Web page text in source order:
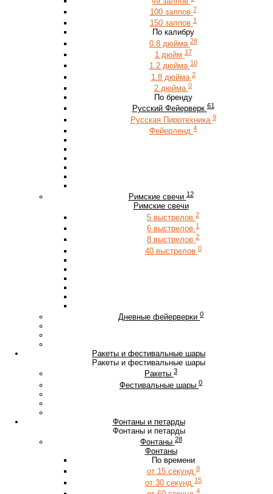
100 залпов 7
150 залпов 1
По калибру
0.8 дюйма 28
1 дюйм 17
1.2 дюйма 10
1.8 дюйма 2
2 дюйма 0
По бренду
Русский Фейерверк 61
Русская Пиротехника 9
Фейерленд 4
Римские свечи 12
Римские свечи
5 выстрелов 2
6 выстрелов 1
8 выстрелов 2
40 выстрелов 0
Дневные фейерверки 0
Ракеты и фестивальные шары
Ракеты и фестивальные шары
Ракеты 3
Фестивальные шары 0
Фонтаны и петарды
Фонтаны и петарды
Фонтаны 28
Фонтаны
По времени
от 15 секунд 8
от 30 секунд 15
4